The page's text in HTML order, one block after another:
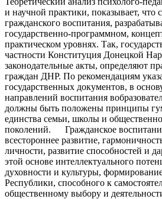
и научной практики, показывает, что
гражданского воспитания,
государственно-программном,
практическом уровнях. Так,
частности Конституция Донецкой
законодательные акты, определяют
граждан ДНР. По рекомендациям
государственных документов, в
направлений воспитания
должны быть положены принципы
единства семьи, школы и
поколений. Гражданское
всестороннее развитие,
личности, развитие способностей и
этой основе интеллектуального
духовности и культуры,
Республики, способного к
общественному выбору и